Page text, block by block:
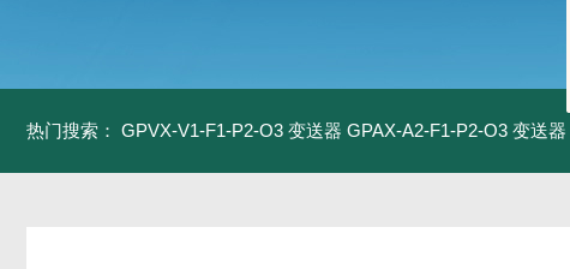
热门搜索： GPVX-V1-F1-P2-O3 变送器 GPAX-A2-F1-P2-O3 变送器